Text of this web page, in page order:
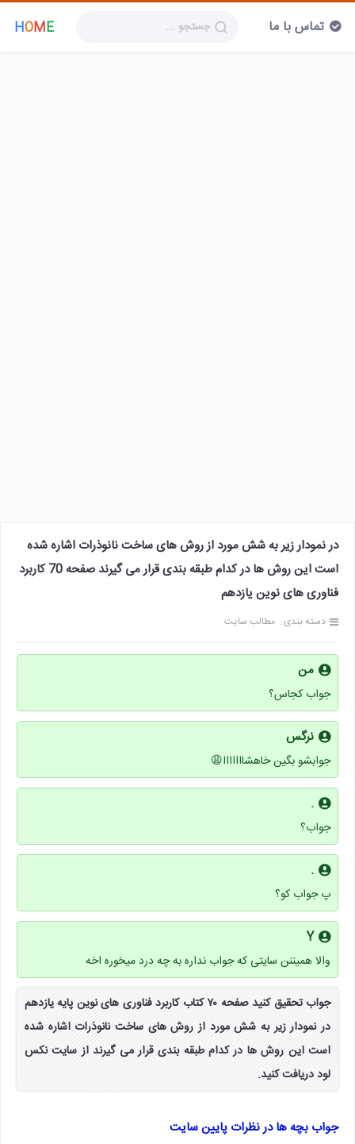
HOME تماس با ما
در نمودار زیر به شش مورد از روش های ساخت نانوذرات اشاره شده
است این روش ها در کدام طبقه بندی قرار می گیرند صفحه 70 کاربرد
فناوری های نوین یازدهم
دسته بندی : مطالب سایت
من
جواب کجاس؟
نرگس
جوابشو بگین خاهشااااااا😩
.
جواب؟
.
پ جواب کو؟
Y
والا همیننن سایتی که جواب نداره به چه درد میخوره اخه
جواب تحقیق کنید صفحه ۷۰ کتاب کاربرد فناوری های نوین پایه یازدهم
در نمودار زیر به شش مورد از روش های ساخت نانوذرات اشاره شده
است این روش ها در کدام طبقه بندی قرار می گیرند از سایت نکس
لود دریافت کنید.
جواب بچه ها در نظرات پایین سایت